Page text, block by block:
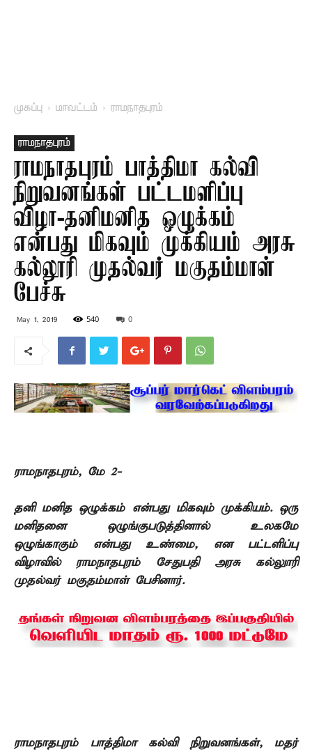
முகப்பு மாவட்டம் ராமநாதபுரம்
ராமநாதபுரம்
ராமநாதபுரம் பாத்திமா கல்வி
நிறுவனங்கள் பட்டமளிப்பு
விழா-தனிமனித ஒழுக்கம்
என்பது மிகவும் முக்கியம் அரசு
கல்லூரி முதல்வர் மகுதம்மாள்
பேச்சு
May 1, 2019 540 0
ராமநாதபுரம், மே 2-
தனி மனித ஒழுக்கம் என்பது மிகவும் முக்கியம். ஒரு
மனிதனை ஒழுங்குபடுத்தினால் உலகமே
ஒழுங்காகும் என்பது உண்மை, என பட்டளிப்பு
விழாவில் ராமநாதபுரம் சேதுபதி அரசு கல்லுாரி
முதல்வர் மகுதம்மாள் பேசினார்.
ராமநாதபுரம் பாத்திமா கல்வி நிறுவனங்கள், மதர்